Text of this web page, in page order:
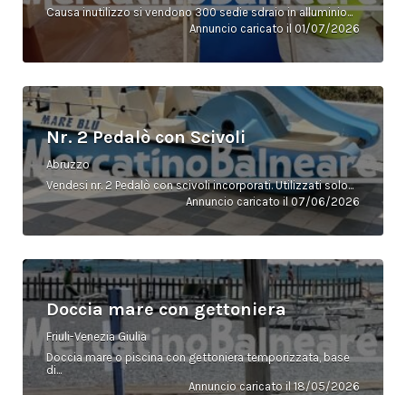
Causa inutilizzo si vendono 300 sedie sdraio in alluminio...
Annuncio caricato il 01/07/2026
Nr. 2 Pedalò con Scivoli
Abruzzo
Vendesi nr. 2 Pedalò con scivoli incorporati. Utilizzati solo...
Annuncio caricato il 07/06/2026
Doccia mare con gettoniera
Friuli-Venezia Giulia
Doccia mare o piscina con gettoniera temporizzata, base
di...
Annuncio caricato il 18/05/2026